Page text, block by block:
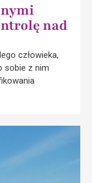
nad
człowieka,
sobie z nim